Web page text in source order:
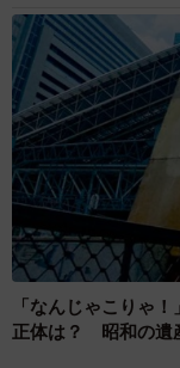
YouTubeの平均月収と
「自分のYouTube
ころ、「2000人未
「なんじゃこりゃ
正体は？ 昭和の遺